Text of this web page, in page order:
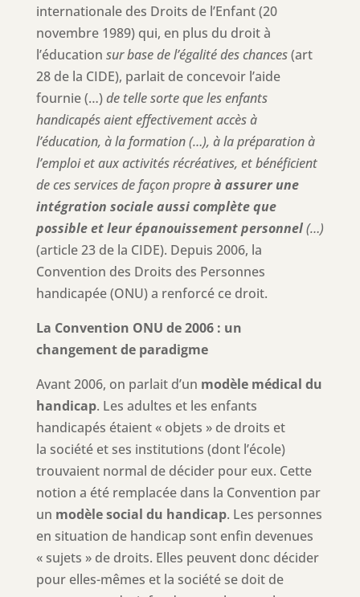
internationale des Droits de l’Enfant (20
novembre 1989) qui, en plus du droit à
l’éducation sur base de l’égalité des chances(art
28 de la CIDE), parlait de concevoir l’aide
fournie (…)de telle sorte que les enfants
handicapés aient effectivement accès à
l’éducation, à la formation (…), à la préparation à
l’emploi et aux activités récréatives, et bénéficient
de ces services de façon propreà assurer une
intégration sociale aussi complète que
possible et leur épanouissement personnel(…)
(article 23 de la CIDE). Depuis 2006, la
Convention des Droits des Personnes
handicapée (ONU) a renforcé ce droit.
La Convention ONU de 2006 : un
changement de paradigme
Avant 2006, on parlait d’un modèle médical du
handicap. Les adultes et les enfants
handicapés étaient « objets » de droits et
la société et ses institutions (dont l’école)
trouvaient normal de décider pour eux. Cette
notion a été remplacée dans la Convention par
un modèle social du handicap. Les personnes
en situation de handicap sont enfin devenues
« sujets » de droits. Elles peuvent donc décider
pour elles-mêmes et la société se doit de